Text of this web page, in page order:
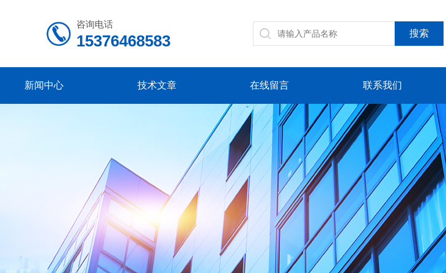
咨询电话
15376468583
新闻中心 技术文章 在线留言 联系我们